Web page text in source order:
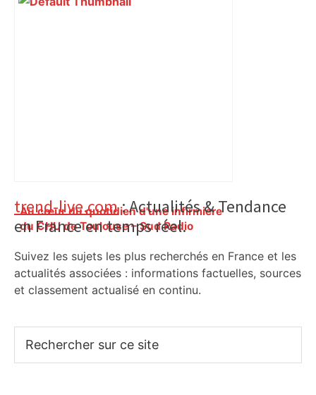
Au cœur du quotidien d'une infirmière
du CHU de Toulouse – Sud Radio
Primary
Sidebar
trend-live.com: Actualités & Tendance
en France en temps réel.
Suivez les sujets les plus recherchés en France et les
actualités associées : informations factuelles, sources
et classement actualisé en continu.
sur